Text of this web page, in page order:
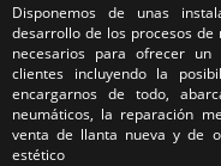
Disponemos de unas
desarrollo de los procesos de
necesarios para ofrecer
clientes incluyendo la
encargarnos de todo,
neumáticos, la reparación
venta de llanta nueva y de
estético